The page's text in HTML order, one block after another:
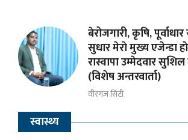
बेरोजगारी, कृषि,
सुधार मेराे मुख्य एजेन्डा
रास्वापा उम्मेदवार
(विशेष अन्तरवार्ता)
वीरगंज सिटी
स्वास्थ्य